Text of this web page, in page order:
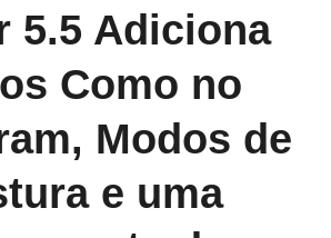
5.5 Adiciona
Como no
Modos de
e uma